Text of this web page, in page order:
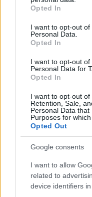
grant or deny consent
use your data for
consent section.
Opted In
I want to opt-out
Personal Data.
Opted In
I want to opt-out
Personal Data for
Opted In
I want to opt-out of
Retention, Sale,
Personal Data
Purposes for
Opted Out
Google consents
I want to allow
related to
device identifiers in
vizsgaelőadás, ahol
Avar István, Makay
pajzán muzsikához
merített.
Tóth Sándor
éneklő, táncos
Nagyon tetszett
egy óvatos, mulya,
kujon vén kukkoló
tréfálkozás nem
méltóságot.
mindig Soltész
tragédia, vagy